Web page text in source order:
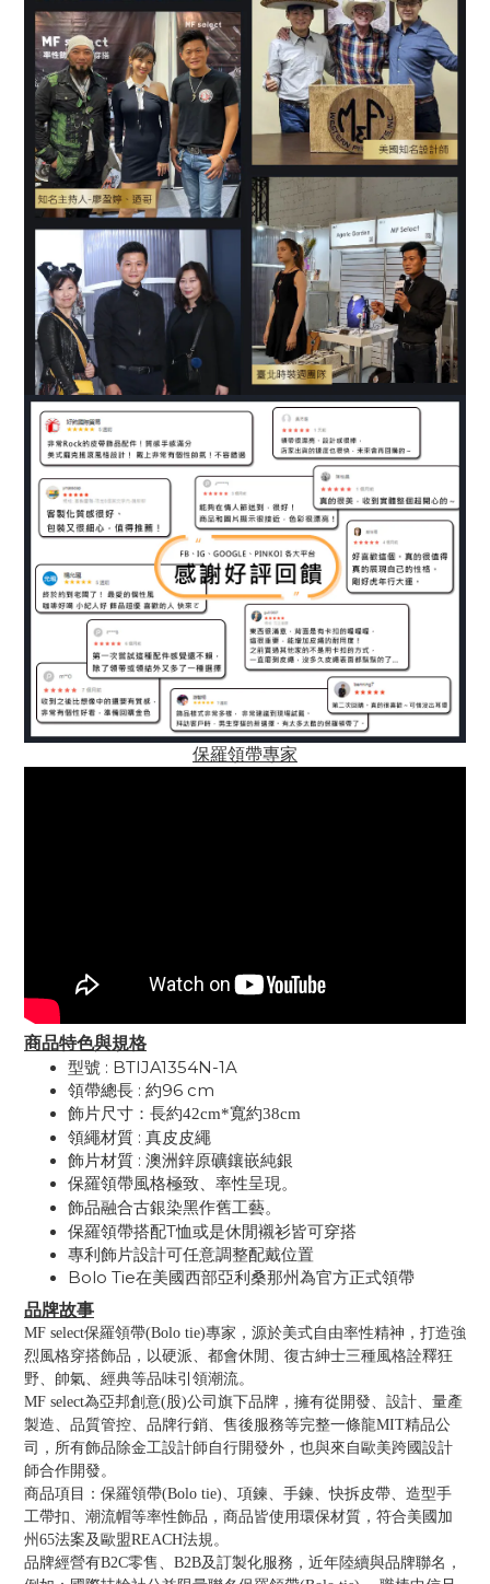
保羅領帶專家
商品特色與規格
型號 : BTIJA1354N-1A
領帶總長 : 約96 cm
飾片尺寸： 長約42cm*寬約38cm
領繩材質 : 真皮皮繩
飾片材質 : 澳洲鋅原礦鑲嵌純銀
保羅領帶風格極致、率性呈現。
飾品融合古銀染黑作舊工藝。
保羅領帶搭配T恤或是休閒襯衫皆可穿搭
專利飾片設計可任意調整配戴位置
Bolo Tie在美國西部亞利桑那州為官方正式領帶
品牌故事
MF select保羅領帶(Bolo tie)專家，源於美式自由率性精神，打造強
烈風格穿搭飾品，以硬派、都會休閒、復古紳士三種風格詮釋狂
野、帥氣、經典等品味引領潮流。
MF select為亞邦創意(股)公司旗下品牌，擁有從開發、設計、量產
製造、品質管控、品牌行銷、售後服務等完整一條龍MIT精品公
司，所有飾品除金工設計師自行開發外，也與來自歐美跨國設計
師合作開發。
商品項目：保羅領帶(Bolo tie)、項鍊、手鍊、快拆皮帶、造型手
工帶扣、潮流帽等率性飾品，商品皆使用環保材質，符合美國加
州65法案及歐盟REACH法規。
品牌經營有B2C零售、B2B及訂製化服務，近年陸續與品牌聯名，